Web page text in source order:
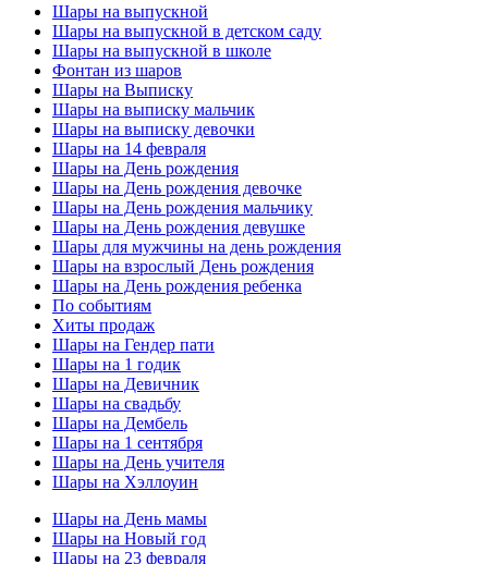
Шары на выпускной
Шары на выпускной в детском саду
Шары на выпускной в школе
Фонтан из шаров
Шары на Выписку
Шары на выписку мальчик
Шары на выписку девочки
Шары на 14 февраля
Шары на День рождения
Шары на День рождения девочке
Шары на День рождения мальчику
Шары на День рождения девушке
Шары для мужчины на день рождения
Шары на взрослый День рождения
Шары на День рождения ребенка
По событиям
Хиты продаж
Шары на Гендер пати
Шары на 1 годик
Шары на Девичник
Шары на свадьбу
Шары на Дембель
Шары на 1 сентября
Шары на День учителя
Шары на Хэллоуин
Шары на День мамы
Шары на Новый год
Шары на 23 февраля